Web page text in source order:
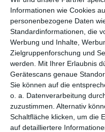
Informationen wie Cookies
personenbezogene Daten
Standardinformationen, die
Werbung und Inhalte,
Zielgruppenforschung und
werden.
Mit Ihrer Erlaubnis
Gerätescans genaue
Sie können auf die
o. a. Datenverarbeitung
zuzustimmen. Alternativ
Schaltfläche klicken, um die
auf detailliertere
Facebook,
WEITERE